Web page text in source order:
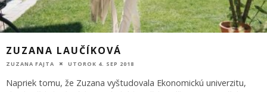
ZUZANA LAUČÍKOVÁ
ZUZANA FAJTA UTOROK 4. SEP 2018
Napriek tomu, že Zuzana vyštudovala Ekonomickú univerzitu,